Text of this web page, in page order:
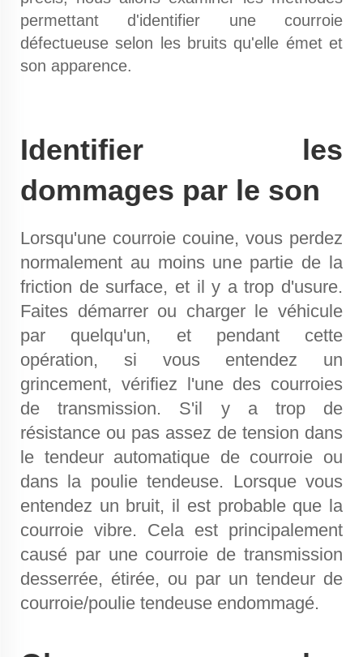
permettant d'identifier une courroie
défectueuse selon les bruits qu'elle émet et
son apparence.
Identifier les
dommages par le son
Lorsqu'une courroie couine, vous perdez
normalement au moins une partie de la
friction de surface, et il y a trop d'usure.
Faites démarrer ou charger le véhicule
par quelqu'un, et pendant cette
opération, si vous entendez un
grincement, vérifiez l'une des courroies
de transmission. S'il y a trop de
résistance ou pas assez de tension dans
le tendeur automatique de courroie ou
dans la poulie tendeuse. Lorsque vous
entendez un bruit, il est probable que la
courroie vibre. Cela est principalement
causé par une courroie de transmission
desserrée, étirée, ou par un tendeur de
courroie/poulie tendeuse endommagé.